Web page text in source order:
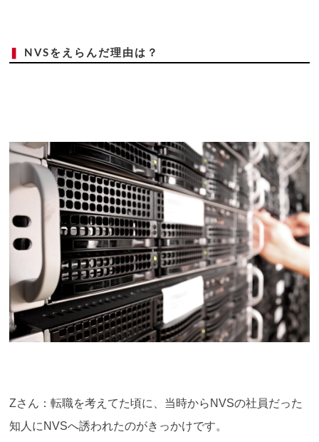
NVSをえらんだ理由は？
Zさん：転職を考えてた頃に、当時からNVSの社員だった
知人にNVSへ誘われたのがきっかけです。